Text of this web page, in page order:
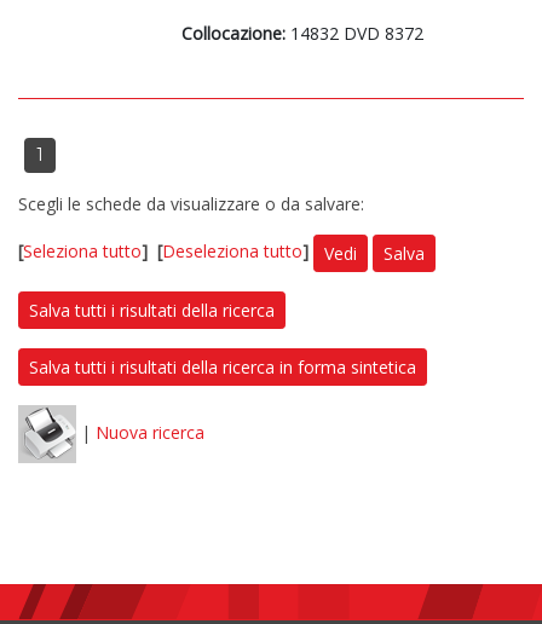
Collocazione: 14832 DVD 8372
1
Scegli le schede da visualizzare o da salvare:
[Seleziona tutto] [Deseleziona tutto] Vedi Salva
Salva tutti i risultati della ricerca
Salva tutti i risultati della ricerca in forma sintetica
| Nuova ricerca